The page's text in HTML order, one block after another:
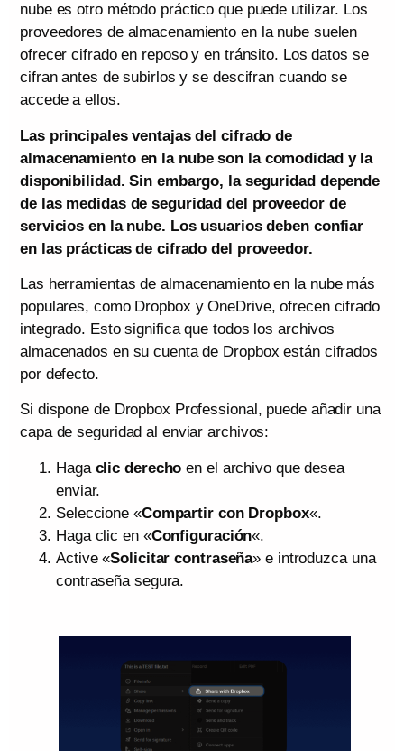
nube es otro método práctico que puede utilizar. Los
proveedores de almacenamiento en la nube suelen
ofrecer cifrado en reposo y en tránsito. Los datos se
cifran antes de subirlos y se descifran cuando se
accede a ellos.
Las principales ventajas del cifrado de
almacenamiento en la nube son la comodidad y la
disponibilidad. Sin embargo, la seguridad depende
de las medidas de seguridad del proveedor de
servicios en la nube. Los usuarios deben confiar
en las prácticas de cifrado del proveedor.
Las herramientas de almacenamiento en la nube más
populares, como Dropbox y OneDrive, ofrecen cifrado
integrado. Esto significa que todos los archivos
almacenados en su cuenta de Dropbox están cifrados
por defecto.
Si dispone de Dropbox Professional, puede añadir una
capa de seguridad al enviar archivos:
Haga clic derecho en el archivo que desea
enviar.
Seleccione «Compartir con Dropbox«.
Haga clic en «Configuración«.
Active «Solicitar contraseña» e introduzca una
contraseña segura.